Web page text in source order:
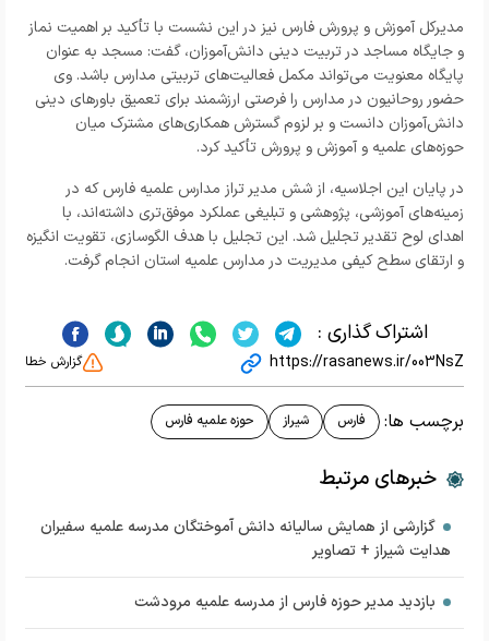
مدیرکل آموزش و پرورش فارس نیز در این نشست با تأکید بر اهمیت نماز
و جایگاه مساجد در تربیت دینی دانش‌آموزان، گفت: مسجد به عنوان
پایگاه معنویت می‌تواند مکمل فعالیت‌های تربیتی مدارس باشد. وی
حضور روحانیون در مدارس را فرصتی ارزشمند برای تعمیق باورهای دینی
دانش‌آموزان دانست و بر لزوم گسترش همکاری‌های مشترک میان
حوزه‌های علمیه و آموزش و پرورش تأکید کرد.
در پایان این اجلاسیه، از شش مدیر تراز مدارس علمیه فارس که در
زمینه‌های آموزشی، پژوهشی و تبلیغی عملکرد موفق‌تری داشته‌اند، با
اهدای لوح تقدیر تجلیل شد. این تجلیل با هدف الگوسازی، تقویت انگیزه
و ارتقای سطح کیفی مدیریت در مدارس علمیه استان انجام گرفت.
اشتراک گذاری :
https://rasanews.ir/003NsZ گزارش خطا
برچسب ها: فارس شیراز حوزه علمیه فارس
خبرهای مرتبط
گزارشی از همایش سالیانه دانش آموختگان مدرسه علمیه سفیران
هدایت شیراز + تصاویر
بازدید مدیر حوزه فارس از مدرسه علمیه مرودشت